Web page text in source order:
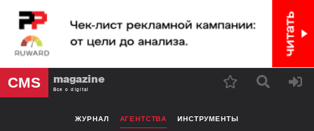
CMS magazine
Все о digital
ЖУРНАЛ АГЕНТСТВА ИНСТРУМЕНТЫ